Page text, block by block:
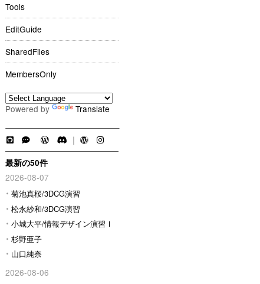
Tools
EditGuide
SharedFiles
MembersOnly
Powered by Translate
｜
最新の50件
2026-08-07
菊池真桜/3DCG演習
松永紗和/3DCG演習
小城大平/情報デザイン演習Ⅰ
杉野亜子
山口純奈
2026-08-06